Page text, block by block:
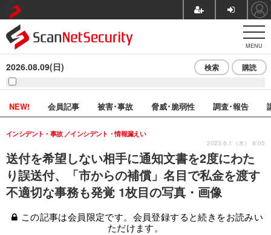
MENU
2026.08.09(日) 検索 購読
NEW! 会員記事 被害･事故 脅威･脆弱性 調査･報告
送付を希望しない相手に通知文書を2度にわた
り誤送付、「市からの補償」名目で私金を渡す
不適切な事務も発覚 1枚目の写真・画像
インシデント・事故 インシデント・情報漏えい
2023.6.1（木） 8:05
この記事は会員限定です。会員登録すると続きをお読みい
ただけます。